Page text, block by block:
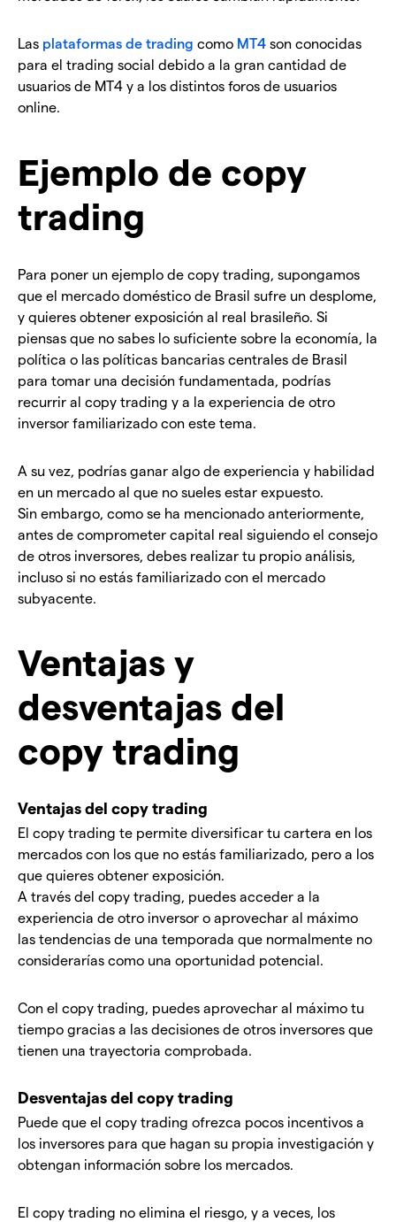
Las plataformas de trading como MT4 son conocidas
para el trading social debido a la gran cantidad de
usuarios de MT4 y a los distintos foros de usuarios
online.
Ejemplo de copy
trading
Para poner un ejemplo de copy trading, supongamos
que el mercado doméstico de Brasil sufre un desplome,
y quieres obtener exposición al real brasileño. Si
piensas que no sabes lo suficiente sobre la economía, la
política o las políticas bancarias centrales de Brasil
para tomar una decisión fundamentada, podrías
recurrir al copy trading y a la experiencia de otro
inversor familiarizado con este tema.
A su vez, podrías ganar algo de experiencia y habilidad
en un mercado al que no sueles estar expuesto.
Sin embargo, como se ha mencionado anteriormente,
antes de comprometer capital real siguiendo el consejo
de otros inversores, debes realizar tu propio análisis,
incluso si no estás familiarizado con el mercado
subyacente.
Ventajas y
desventajas del
copy trading
Ventajas del copy trading
El copy trading te permite diversificar tu cartera en los
mercados con los que no estás familiarizado, pero a los
que quieres obtener exposición.
A través del copy trading, puedes acceder a la
experiencia de otro inversor o aprovechar al máximo
las tendencias de una temporada que normalmente no
considerarías como una oportunidad potencial.
Con el copy trading, puedes aprovechar al máximo tu
tiempo gracias a las decisiones de otros inversores que
tienen una trayectoria comprobada.
Desventajas del copy trading
Puede que el copy trading ofrezca pocos incentivos a
los inversores para que hagan su propia investigación y
obtengan información sobre los mercados.
El copy trading no elimina el riesgo, y a veces, los